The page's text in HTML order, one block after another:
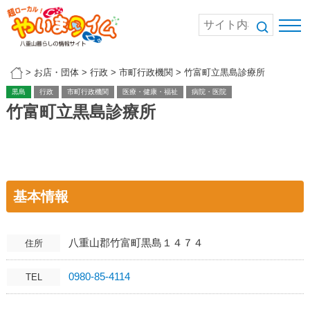
> お店・団体> 行政 > 市町行政機関 > 竹富町立黒島診療所
黒島 行政 市町行政機関 医療・健康・福祉 病院・医院
竹富町立黒島診療所
基本情報
住所 八重山郡竹富町黒島１４７４
TEL 0980-85-4114